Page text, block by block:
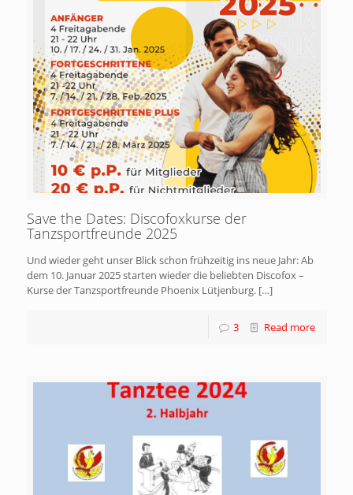
Save the Dates: Discofoxkurse der
Tanzsportfreunde 2025
Und wieder geht unser Blick schon frühzeitig ins neue Jahr: Ab
dem 10. Januar 2025 starten wieder die beliebten Discofox –
Kurse der Tanzsportfreunde Phoenix Lütjenburg.[…]
3 Read more